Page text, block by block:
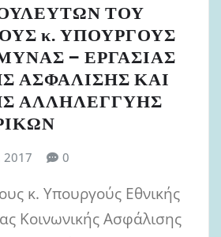
ΤΟΥ
κ. ΥΠΟΥΡΓΟΥΣ
– ΕΡΓΑΣΙΑΣ
ΑΣΦΑΛΙΣΗΣ ΚΑΙ
ΑΛΛΗΛΕΓΓΥΗΣ
2017 0
κ. Υπουργούς Εθνικής
Κοινωνικής Ασφάλισης